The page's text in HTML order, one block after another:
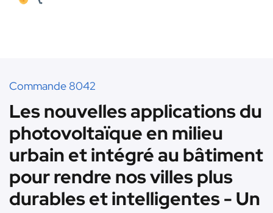
Commande 8042
Les nouvelles applications du
photovoltaïque en milieu
urbain et intégré au bâtiment
pour rendre nos villes plus
durables et intelligentes - Un